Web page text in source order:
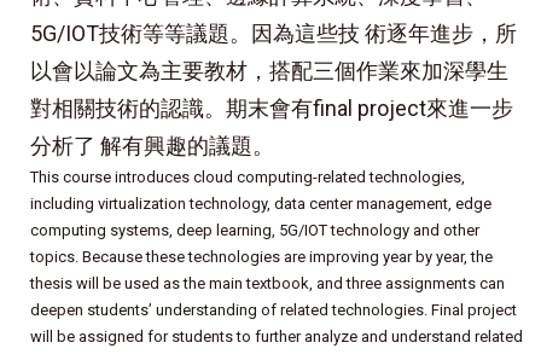
5G/IOT技術等等議題。因為這些技 術逐年進步，所
以會以論文為主要教材，搭配三個作業來加深學生
對相關技術的認識。期末會有final project來進一步
分析了 解有興趣的議題。
This course introduces cloud computing-related technologies,
including virtualization technology, data center management, edge
computing systems, deep learning, 5G/IOT technology and other
topics. Because these technologies are improving year by year, the
thesis will be used as the main textbook, and three assignments can
deepen students’ understanding of related technologies. Final project
will be assigned for students to further analyze and understand related